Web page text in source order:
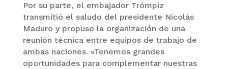
Por su parte, el embajador Trómpiz
transmitió el saludo del presidente Nicolás
Maduro y propuso la organización de una
reunión técnica entre equipos de trabajo de
ambas naciones. «Tenemos grandes
oportunidades para complementar nuestras